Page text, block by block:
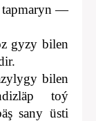
tapmaryn —
gyzy bilen
bilen
toý
sany üsti